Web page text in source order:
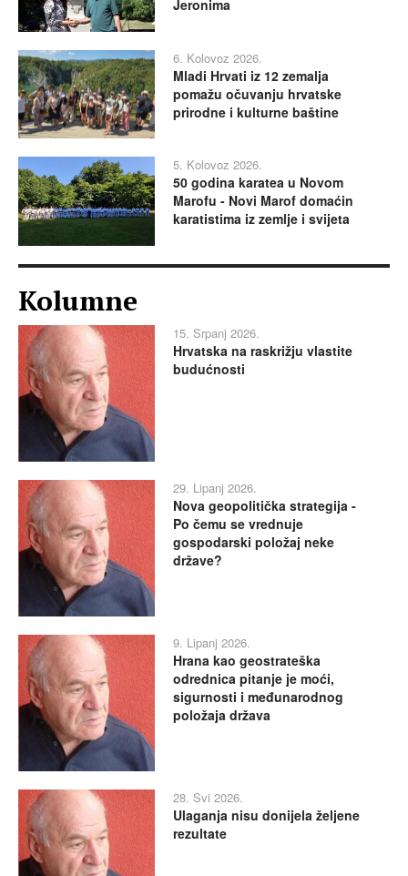
Jeronima
6. Kolovoz 2026.
Mladi Hrvati iz 12 zemalja
pomažu očuvanju hrvatske
prirodne i kulturne baštine
5. Kolovoz 2026.
50 godina karatea u Novom
Marofu - Novi Marof domaćin
karatistima iz zemlje i svijeta
Kolumne
15. Srpanj 2026.
Hrvatska na raskrižju vlastite
budućnosti
29. Lipanj 2026.
Nova geopolitička strategija -
Po čemu se vrednuje
gospodarski položaj neke
države?
9. Lipanj 2026.
Hrana kao geostrateška
odrednica pitanje je moći,
sigurnosti i međunarodnog
položaja država
28. Svi 2026.
Ulaganja nisu donijela željene
rezultate